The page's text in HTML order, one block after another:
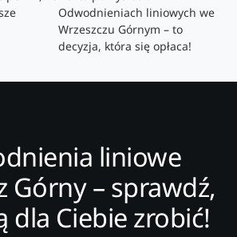
Odwodnieniach liniowych we
Wrzeszczu Górnym – to
decyzja, która się opłaca!
liniowe
Górny – sprawdź,
dla Ciebie zrobić!